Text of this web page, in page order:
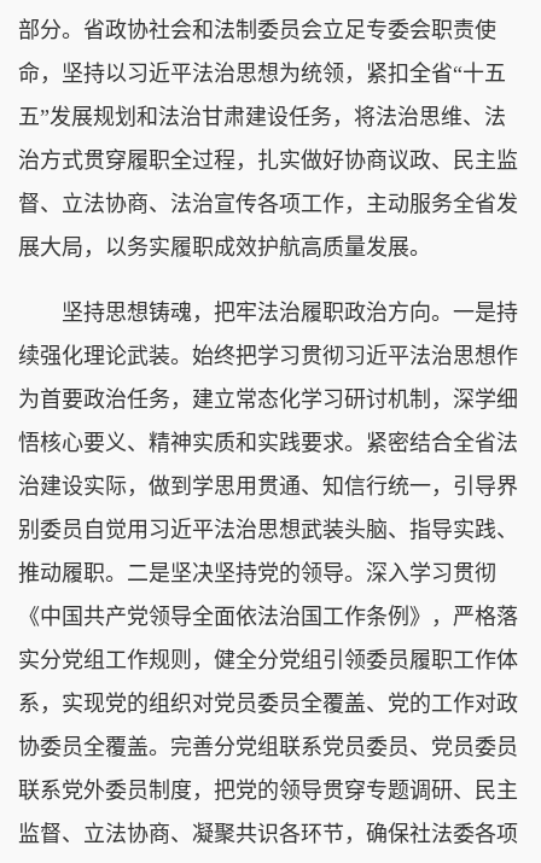
部分。省政协社会和法制委员会立足专委会职责使
命，坚持以习近平法治思想为统领，紧扣全省“十五
五”发展规划和法治甘肃建设任务，将法治思维、法
治方式贯穿履职全过程，扎实做好协商议政、民主监
督、立法协商、法治宣传各项工作，主动服务全省发
展大局，以务实履职成效护航高质量发展。
坚持思想铸魂，把牢法治履职政治方向。一是持
续强化理论武装。始终把学习贯彻习近平法治思想作
为首要政治任务，建立常态化学习研讨机制，深学细
悟核心要义、精神实质和实践要求。紧密结合全省法
治建设实际，做到学思用贯通、知信行统一，引导界
别委员自觉用习近平法治思想武装头脑、指导实践、
推动履职。二是坚决坚持党的领导。深入学习贯彻
《中国共产党领导全面依法治国工作条例》，严格落
实分党组工作规则，健全分党组引领委员履职工作体
系，实现党的组织对党员委员全覆盖、党的工作对政
协委员全覆盖。完善分党组联系党员委员、党员委员
联系党外委员制度，把党的领导贯穿专题调研、民主
监督、立法协商、凝聚共识各环节，确保社法委各项